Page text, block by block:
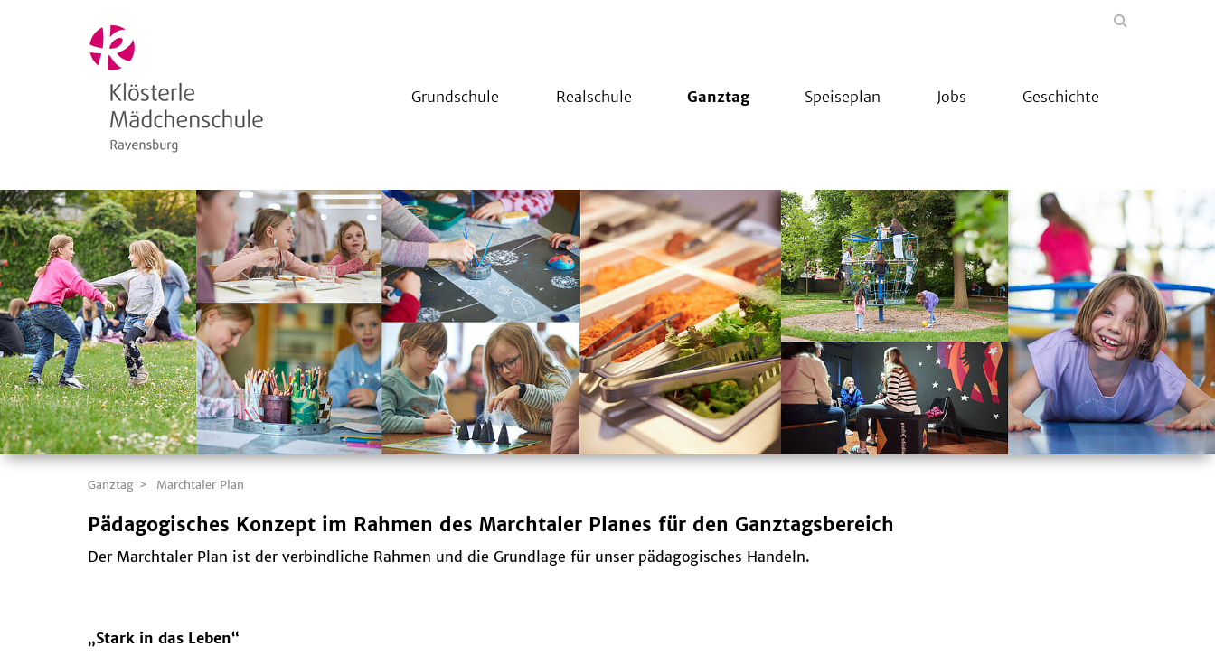
Grundschule Realschule Ganztag Speiseplan Jobs Geschichte
Ganztag Marchtaler Plan
Pädagogisches Konzept im Rahmen des Marchtaler Planes für den Ganztagsbereich
Der Marchtaler Plan ist der verbindliche Rahmen und die Grundlage für unser pädagogisches Handeln.
„Stark in das Leben“